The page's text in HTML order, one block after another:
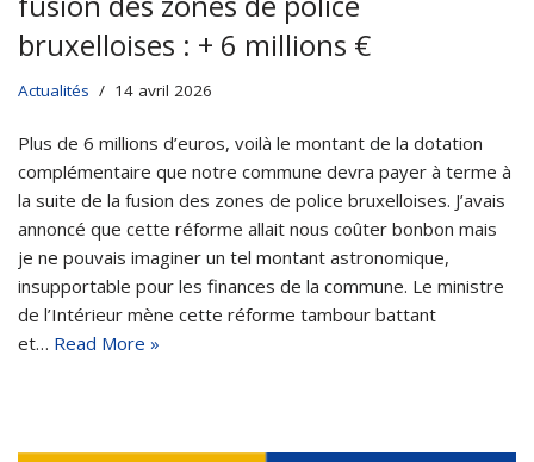
bruxelloises : + 6 millions €
Actualités 14 avril 2026
Plus de 6 millions d’euros, voilà le montant de la dotation
complémentaire que notre commune devra payer à terme à
la suite de la fusion des zones de police bruxelloises. J’avais
annoncé que cette réforme allait nous coûter bonbon mais
je ne pouvais imaginer un tel montant astronomique,
insupportable pour les finances de la commune. Le ministre
de l’Intérieur mène cette réforme tambour battant
et… Read More »